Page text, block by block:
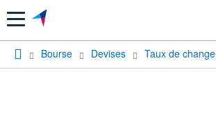
Menu
Bourse Devises Taux de change